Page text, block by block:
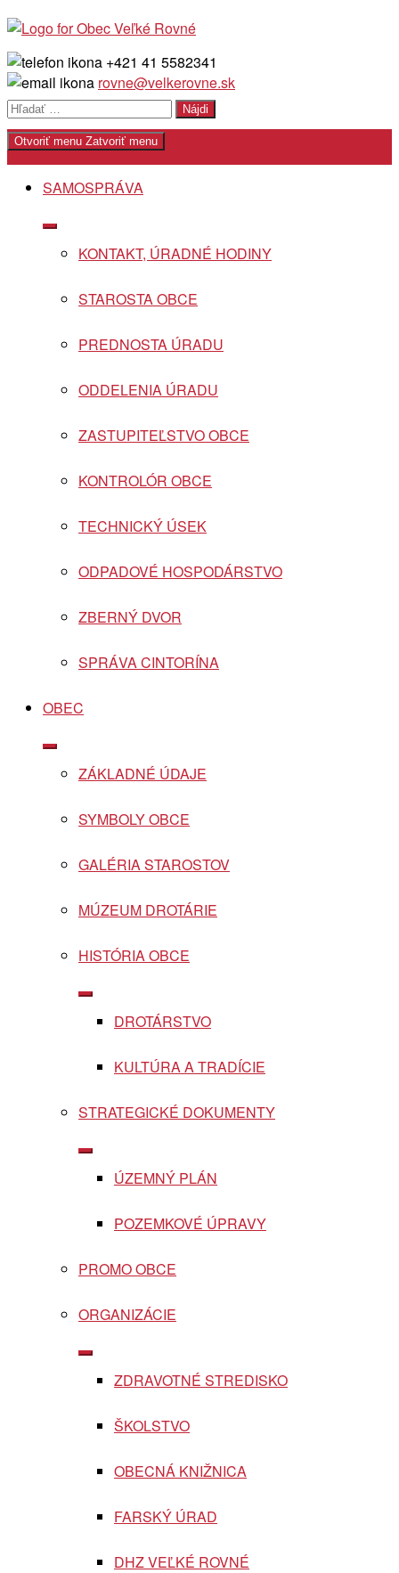
Skip
to
content
+421 41 5582341
rovne@velkerovne.sk
Hľadať:
Otvoriť menu Zatvoriť menu
SAMOSPRÁVA
Show
menu
KONTAKT, ÚRADNÉ HODINY
STAROSTA OBCE
PREDNOSTA ÚRADU
ODDELENIA ÚRADU
ZASTUPITEĽSTVO OBCE
KONTROLÓR OBCE
TECHNICKÝ ÚSEK
ODPADOVÉ HOSPODÁRSTVO
ZBERNÝ DVOR
SPRÁVA CINTORÍNA
OBEC
Show
menu ZÁKLADNÉ ÚDAJE
SYMBOLY OBCE
GALÉRIA STAROSTOV
MÚZEUM DROTÁRIE
HISTÓRIA OBCE
Show
menu
DROTÁRSTVO
KULTÚRA A TRADÍCIE
STRATEGICKÉ DOKUMENTY
Show
menu
ÚZEMNÝ PLÁN
POZEMKOVÉ ÚPRAVY
PROMO OBCE
ORGANIZÁCIE
Show
menu ZDRAVOTNÉ STREDISKO
ŠKOLSTVO
OBECNÁ KNIŽNICA
FARSKÝ ÚRAD
DHZ VEĽKÉ ROVNÉ